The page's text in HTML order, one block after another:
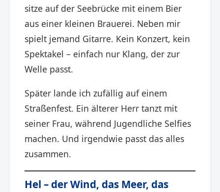
sitze auf der Seebrücke mit einem Bier
aus einer kleinen Brauerei. Neben mir
spielt jemand Gitarre. Kein Konzert, kein
Spektakel – einfach nur Klang, der zur
Welle passt.
Später lande ich zufällig auf einem
Straßenfest. Ein älterer Herr tanzt mit
seiner Frau, während Jugendliche Selfies
machen. Und irgendwie passt das alles
zusammen.
Hel – der Wind, das Meer, das